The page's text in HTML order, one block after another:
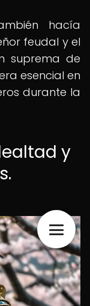
hacía
feudal y el
suprema de
esencial en
durante la
y